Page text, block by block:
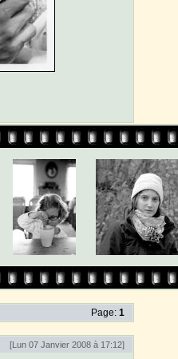
Page: 1
[Lun 07 Janvier 2008 à 17:12]